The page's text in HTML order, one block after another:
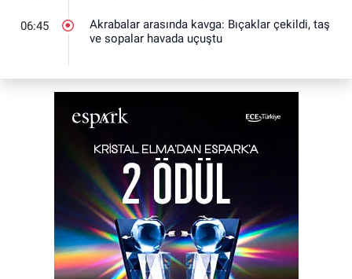
06:45
Akrabalar arasında kavga: Bıçaklar çekildi, taş
ve sopalar havada uçuştu